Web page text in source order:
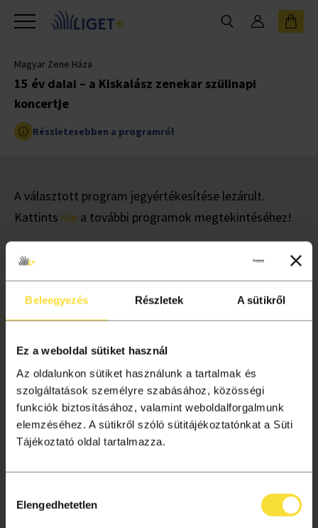
Beleegyezés Részletek A sütikről
Ez a weboldal sütiket használ
Az oldalunkon sütiket használunk a tartalmak és
szolgáltatások személyre szabásához, közösségi
funkciók biztosításához, valamint weboldalforgalmunk
elemzéséhez. A sütikről szóló sütitájékoztatónkat a Süti
Tájékoztató oldal tartalmazza.
kiválasztása
Elengedhetetlen
Magyar Zene Háza
15 év dalai – a Kiskalász zenekar szülinapi
koncertje
Részletesebben a programról
A választott program jegyértékesítése lezárult.
Kattints ide a további programok megtekintéséhez!
INFORMÁCIÓ
Tagságok
Aktuális információk
Gyakori kérdések
Jegyvásárlás
Ajándékutalvány